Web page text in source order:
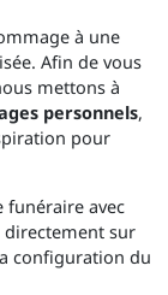
à une
Afin de vous
mettons à
personnels,
pour
funéraire avec
sur
configuration du